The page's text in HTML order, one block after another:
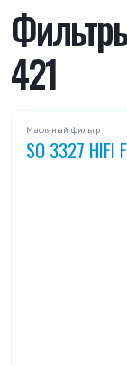
421
Масляный фильтр
SO 3327 HIFI